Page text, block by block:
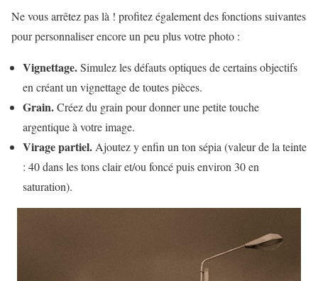
Ne vous arrêtez pas là ! profitez également des fonctions suivantes
pour personnaliser encore un peu plus votre photo :
Vignettage.Simulez les défauts optiques de certains objectifs
en créant un vignettage de toutes pièces.
Grain.Créez du grain pour donner une petite touche
argentique à votre image.
Virage partiel.Ajoutez y enfin un ton sépia (valeur de la teinte
: 40 dans les tons clair et/ou foncé puis environ 30 en
saturation).